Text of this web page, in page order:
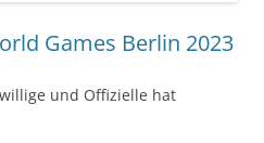
Games Berlin 2023
und Offizielle hat